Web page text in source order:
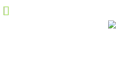
Hörspiel-Fakten